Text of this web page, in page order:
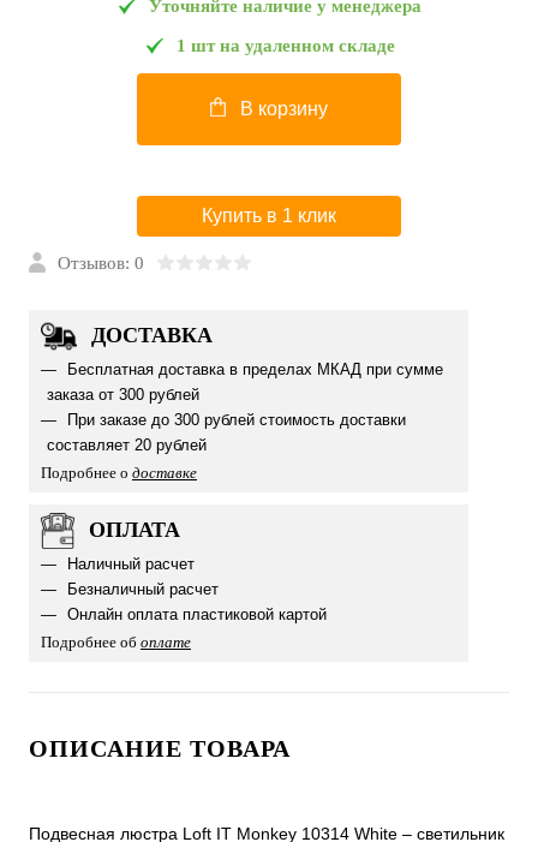
Уточняйте наличие у менеджера
1 шт на удаленном складе
В корзину
Купить в 1 клик
Отзывов: 0
ДОСТАВКА
Бесплатная доставка в пределах МКАД при сумме
заказа от 300 рублей
При заказе до 300 рублей стоимость доставки
составляет 20 рублей
Подробнее о доставке
ОПЛАТА
Наличный расчет
Безналичный расчет
Онлайн оплата пластиковой картой
Подробнее об оплате
ОПИСАНИЕ ТОВАРА
Подвесная люстра Loft IT Monkey 10314 White – светильник